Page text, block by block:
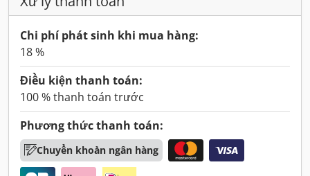
Chi phí phát sinh khi mua hàng:
18 %
Điều kiện thanh toán:
100 % thanh toán trước
Phương thức thanh toán:
Chuyển khoản ngân hàng